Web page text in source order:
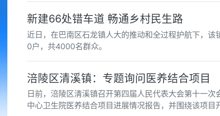
新建66处错车道 畅通乡村民生路
近日，在巴南区石龙镇人大的推动和全过程护航下，
0户，共4000名群众。
涪陵区清溪镇：专题询问医养结合项目
日前，涪陵区清溪镇召开第四届人民代表大会第十一
中心卫生院医养结合项目进展情况报告，并围绕该项目